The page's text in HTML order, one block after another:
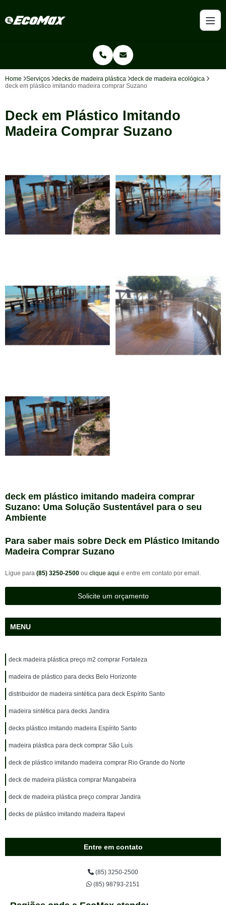
Home Serviços decks de madeira plástica
deck de madeira ecológica
deck em plástico imitando madeira comprar Suzano
Deck em Plástico Imitando
Madeira Comprar Suzano
deck em plástico imitando madeira comprar
Suzano: Uma Solução Sustentável para o seu
Ambiente
Para saber mais sobre Deck em Plástico Imitando
Madeira Comprar Suzano
Ligue para (85) 3250-2500 ou clique aqui e entre em contato por email.
Solicite um orçamento
MENU
deck madeira plástica preço m2 comprar Fortaleza
madeira de plástico para decks Belo Horizonte
distribuidor de madeira sintética para deck Espírito Santo
madeira sintética para decks Jandira
decks plástico imitando madeira Espírito Santo
madeira plástica para deck comprar São Luís
deck de plástico imitando madeira comprar Rio Grande do Norte
deck de madeira plástica comprar Mangabeira
deck de madeira plástica preço comprar Jandira
decks de plástico imitando madeira Itapevi
Entre em contato
(85) 3250-2500
(85) 98793-2151